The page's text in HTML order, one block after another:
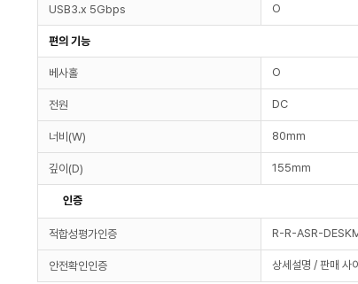
USB3.x 5Gbps O
편의 기능
베사홀 O
전원 DC
너비(W) 80mm
깊이(D) 155mm
인증
적합성평가인증 R-R-ASR-
안전확인인증 상세설명 / 판매 사